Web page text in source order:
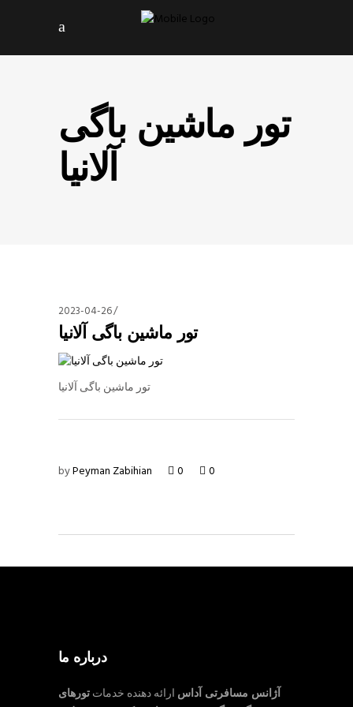
تور ماشین باگی
آلانیا
2023-04-26
تور ماشین باگی آلانیا
تور ماشین باگی آلانیا
byPeyman Zabihian 0 0
درباره ما
آژانس مسافرتی آداس ارائه دهنده خدماتتورهای